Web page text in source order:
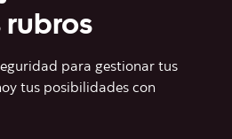
rubros
para gestionar tus
tus posibilidades con